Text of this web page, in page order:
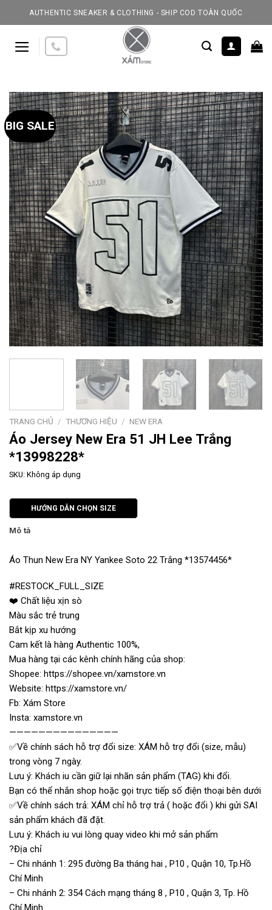
to
AUTHENTIC SNEAKER & CLOTHING - SHIP COD TOÀN QUỐC
BIG SALE
TRANG CHỦ / THƯƠNG HIỆU / NEW ERA
Áo Jersey New Era 51 JH Lee Trắng
*13998228*
SKU: Không áp dụng
HƯỚNG DẪN CHỌN SIZE
Mô tả
Áo Thun New Era NY Yankee Soto 22 Trắng *13574456*
#RESTOCK_FULL_SIZE
❤️ Chất liệu xịn sò
Màu sắc trẻ trung
Bắt kịp xu hướng
Cam kết là hàng Authentic 100%,
Mua hàng tại các kênh chính hãng của shop:
Shopee: https://shopee.vn/xamstore.vn
Website: https://xamstore.vn/
Fb: Xám Store
Insta: xamstore.vn
———————————————
✅Về chính sách hỗ trợ đổi size: XÁM hỗ trợ đổi (size, mẫu)
trong vòng 7 ngày.
Lưu ý: Khách iu cần giữ lại nhãn sản phẩm (TAG) khi đổi.
Bạn có thể nhắn shop hoặc gọi trực tiếp số điện thoại bên dưới
✅Về chính sách trả: XÁM chỉ hỗ trợ trả ( hoặc đổi ) khi gửi SAI
sản phẩm khách đã đặt.
Lưu ý: Khách iu vui lòng quay video khi mở sản phẩm
?Địa chỉ
– Chi nhánh 1: 295 đường Ba tháng hai , P10 , Quận 10, Tp.Hồ
Chí Minh
– Chi nhánh 2: 354 Cách mạng tháng 8 , P10 , Quận 3, Tp. Hồ
Chí Minh